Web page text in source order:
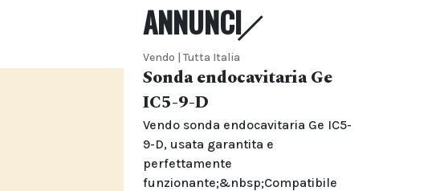
ANNUNCI
Vendo | Tutta Italia
Sonda endocavitaria Ge
IC5-9-D
Vendo sonda endocavitaria Ge IC5-
9-D, usata garantita e
perfettamente
funzionante;&nbsp;Compatibile